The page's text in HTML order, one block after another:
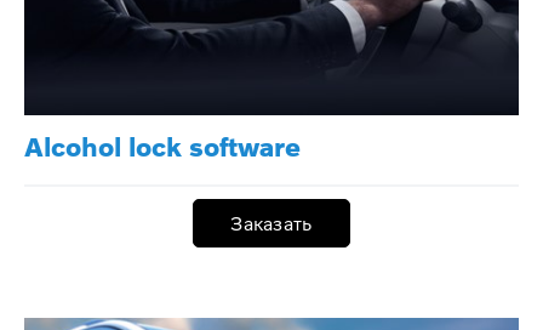
Alcohol lock software
Заказать